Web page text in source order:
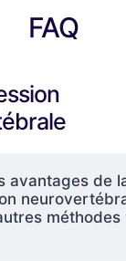
FAQ
avantages de
méthodes